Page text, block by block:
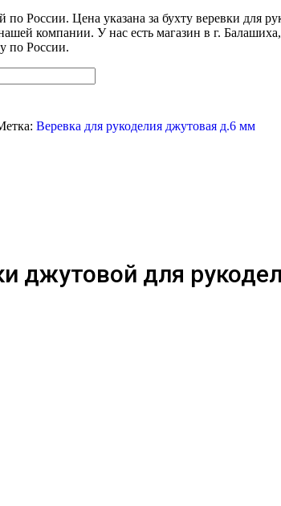
России. Цена указана за бухту веревки для
компании. У нас есть магазин в г.
по России.
Веревка для рукоделия джутовая д.6 мм
джутовой для